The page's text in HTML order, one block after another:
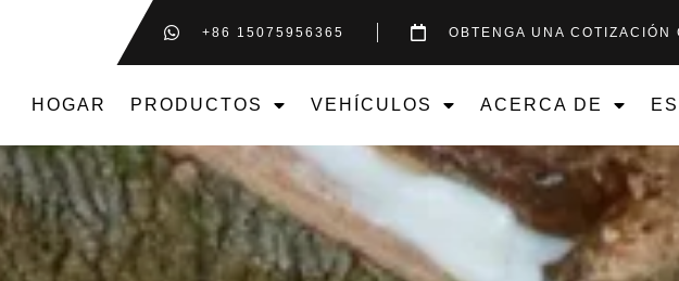
+86 15075956365 OBTENGA UNA COTIZACIÓN
HOGAR PRODUCTOS VEHÍCULOS ACERCA DE